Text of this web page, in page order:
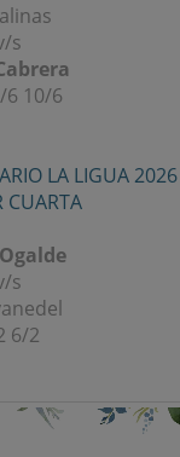
s
6 10/6
LA LIGUA 2026
CUARTA
s
6/2